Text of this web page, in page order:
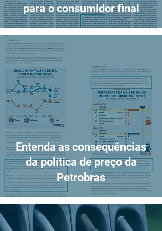
para o consumidor final
Entenda as consequências
da política de preço da
Petrobras